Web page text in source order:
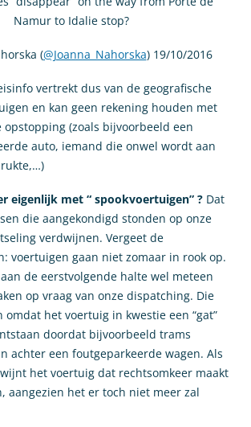
Namur to Idalie stop?
(@Joanna_Nahorska) 19/10/2016
vertrekt dus van de geografische
en kan geen rekening houden met
opstopping (zoals bijvoorbeeld een
auto, iemand die onwel wordt aan
eigenlijk met “ spookvoertuigen” ? Dat
die aangekondigd stonden op onze
verdwijnen. Vergeet de
voertuigen gaan niet zomaar in rook op.
de eerstvolgende halte wel meteen
op vraag van onze dispatching. Die
omdat het voertuig in kwestie een “gat”
doordat bijvoorbeeld trams
achter een foutgeparkeerde wagen. Als
het voertuig dat rechtsomkeer maakt
aangezien het er toch niet meer zal